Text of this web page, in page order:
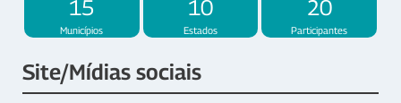
15
Municípios
10
Estados
20
Participantes
Site/Mídias sociais